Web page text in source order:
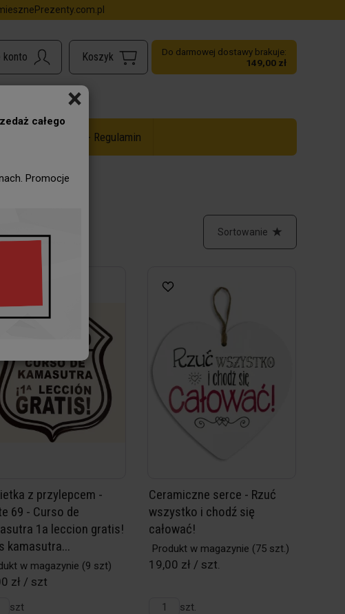
×
całego
Promocje
Do darmowej dostawy brakuje:
149,00 zł
Wyprzedaż do -50% - Regulamin
Sortowanie
z przylepcem -
69 - Curso de
1a leccion gratis!
kamasutra...
w magazynie (9 szt)
zł / szt
szt
Ceramiczne serce - Rzuć
wszystko i chodź się
całować!
Produkt w magazynie (75 szt.)
19,00 zł / szt.
szt.